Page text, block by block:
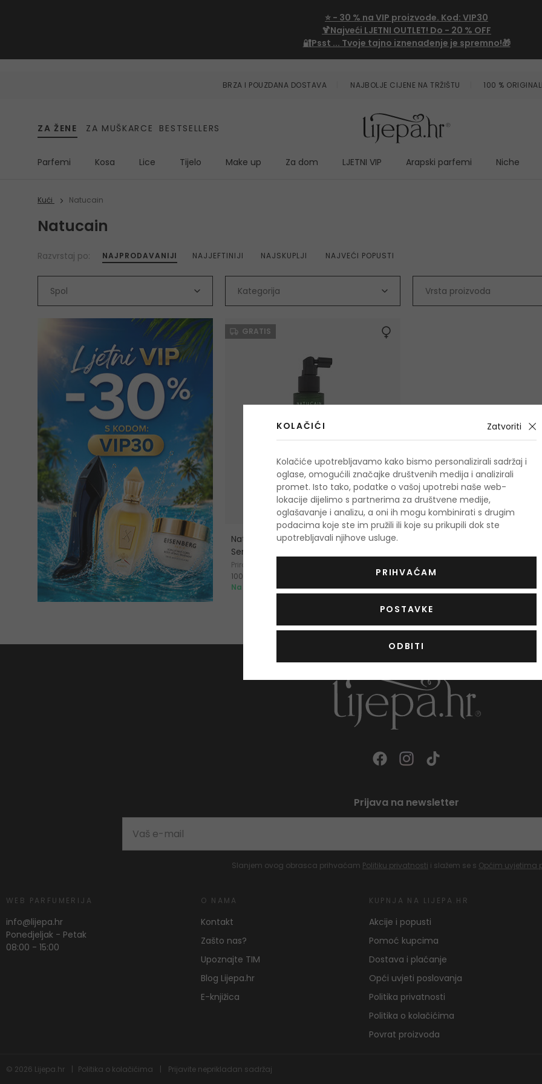
⭐ - 30 % na VIP proizvode. Kod: VIP30
🍹Najveći LJETNI OUTLET! Do - 20 % OFF
🔐Psst ... Tvoje tajno iznenađenje je spremno!🎁
BRZA I POUZDANA DOSTAVA NAJBOLJE CIJENE NA TRŽIŠTU 100 %
ZA ŽENE ZA MUŠKARCE BESTSELLERS
Parfemi Kosa Lice Tijelo Make up Za dom LJETNI VIP Arapski parfemi Niche
Kući Natucain
Natucain
Razvrstaj po: NAJPRODAVANIJI NAJJEFTINIJI NAJSKUPLJI NAJVEĆI POPUSTI
Spol Kategorija Vrsta proizvoda
GRATIS
Natucain MKMS24 Hair Activator
Serum
Prirodni serum za brži rast kose
100 ml
Na zalihi
Prijava na newsletter
Slanjem ovog obrasca prihvaćam Politiku privatnosti i slažem se s Općim uvjetima
WEB PARFUMERIJA
info@lijepa.hr
Ponedjeljak - Petak
08:00 - 15:00
O NAMA
Kontakt
Zašto nas?
Upoznajte TIM
Blog Lijepa.hr
E-knjižica
KUPNJA NA LIJEPA.HR
Akcije i popusti
Pomoć kupcima
Dostava i plaćanje
Opći uvjeti poslovanja
Politika privatnosti
Politika o kolačićima
Povrat proizvoda
© 2026 Lijepa.hr Politika o kolačićima Prijavite neprikladan sadržaj
KOLAČIĆI Zatvoriti
Kolačiće upotrebljavamo kako bismo personalizirali sadržaj i
oglase, omogućili značajke društvenih medija i analizirali
promet. Isto tako, podatke o vašoj upotrebi naše web-
lokacije dijelimo s partnerima za društvene medije,
oglašavanje i analizu, a oni ih mogu kombinirati s drugim
podacima koje ste im pružili ili koje su prikupili dok ste
upotrebljavali njihove usluge.
PRIHVAĆAM
POSTAVKE
ODBITI